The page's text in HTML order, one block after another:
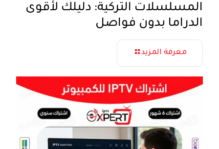
المسلسلات التركية: دليلك لأقوى
الدراما بدون فواصل
معرفة المزيد